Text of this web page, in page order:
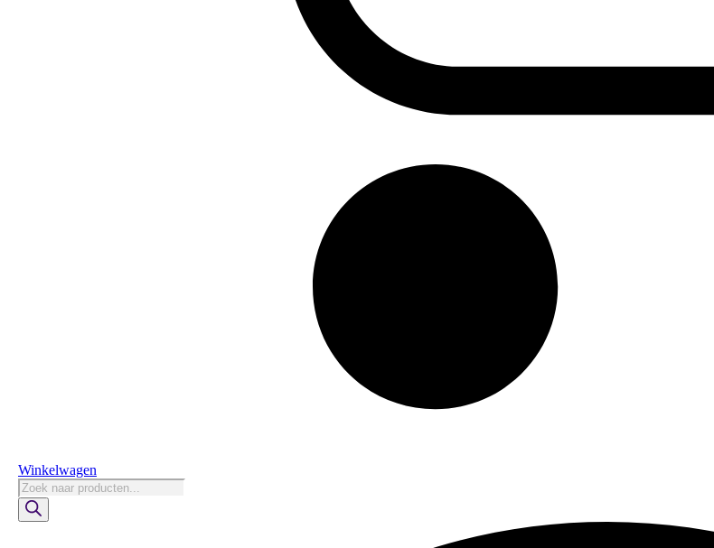
Winkelwagen
Producten
zoeken